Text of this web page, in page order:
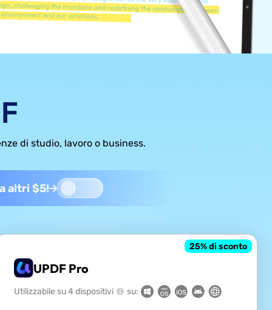
di studio, lavoro o business.
altri $5!
UPDF Pro
25% di sconto
Utilizzabile su 4 dispositivi su: